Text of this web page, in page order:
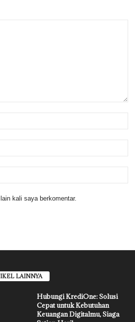
kali saya berkomentar.
LAINNYA
Hubungi KrediOne: Solusi
Cepat untuk Kebutuhan
Keuangan Digitalmu, Siaga